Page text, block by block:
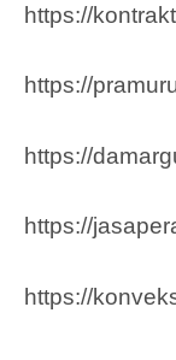
https://
https://
https://
https://
https://